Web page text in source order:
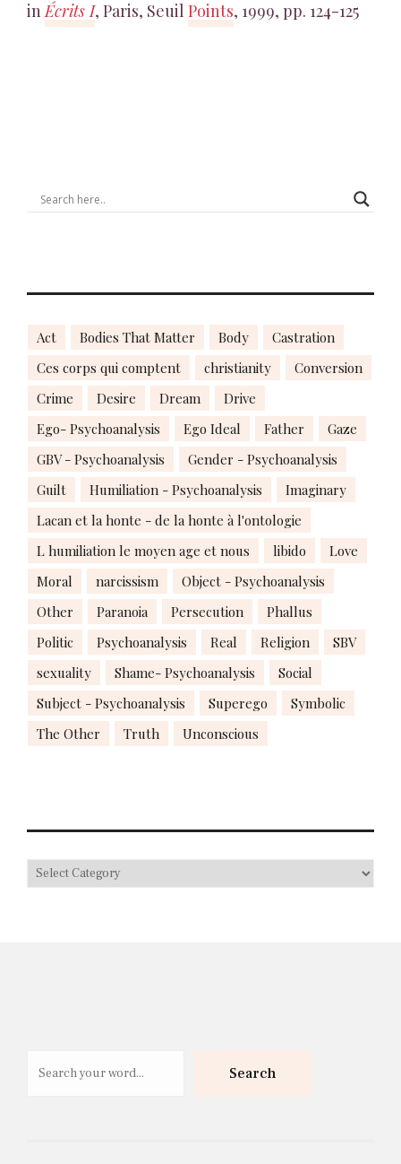
inÉcrits I, Paris, Seuil Points, 1999, pp. 124-125
Act Bodies That Matter Body
Castration
Ces corps qui comptent
christianity
Conversion
Crime
Desire Dream
Drive
Ego- Psychoanalysis
Ego Ideal Father
Gaze
GBV - Psychoanalysis
Gender - Psychoanalysis
Guilt
Humiliation - Psychoanalysis
Imaginary
Lacan et la honte - de la honte à l'ontologie
L humiliation le moyen age et nous
libido
Love
Moral
narcissism
Object - Psychoanalysis
Other
Paranoia Persecution
Phallus
Politic
Psychoanalysis Real Religion
SBV
sexuality
Shame- Psychoanalysis
Social
Subject - Psychoanalysis
Superego
Symbolic
The Other
Truth Unconscious
Search